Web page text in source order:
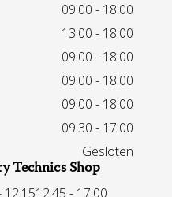
09:00 - 18:00
13:00 - 18:00
09:00 - 18:00
09:00 - 18:00
09:00 - 18:00
09:30 - 17:00
Gesloten
Technics Shop
12:1512:45 - 17:00